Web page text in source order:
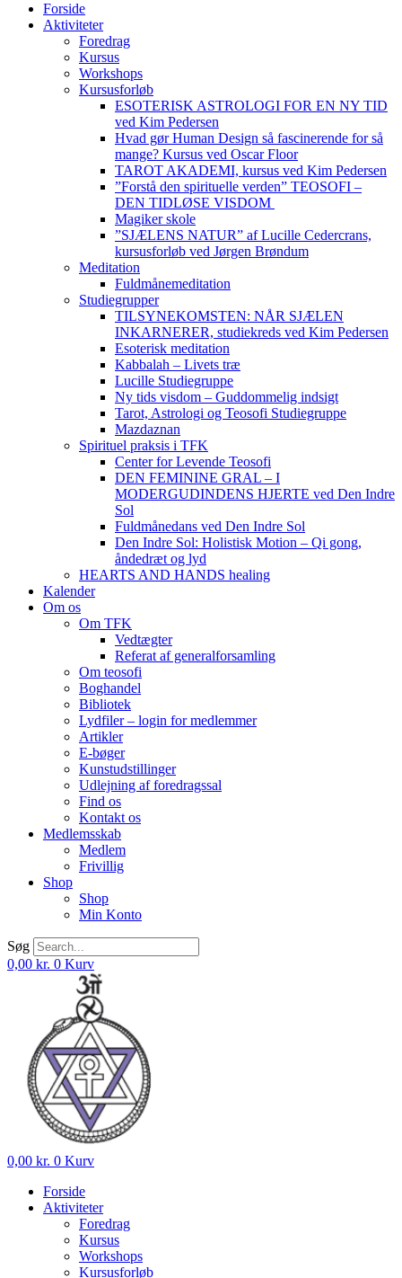
Forside
Aktiviteter
Foredrag
Kursus
Workshops
Kursusforløb
ESOTERISK ASTROLOGI FOR EN NY TID
ved Kim Pedersen
Hvad gør Human Design så fascinerende for så
mange? Kursus ved Oscar Floor
TAROT AKADEMI, kursus ved Kim Pedersen
”Forstå den spirituelle verden” TEOSOFI –
DEN TIDLØSE VISDOM
Magiker skole
”SJÆLENS NATUR” af Lucille Cedercrans,
kursusforløb ved Jørgen Brøndum
Meditation
Fuldmånemeditation
Studiegrupper
TILSYNEKOMSTEN: NÅR SJÆLEN
INKARNERER, studiekreds ved Kim Pedersen
Esoterisk meditation
Kabbalah – Livets træ
Lucille Studiegruppe
Ny tids visdom – Guddommelig indsigt
Tarot, Astrologi og Teosofi Studiegruppe
Mazdaznan
Spirituel praksis i TFK
Center for Levende Teosofi
DEN FEMININE GRAL – I
MODERGUDINDENS HJERTE ved Den Indre
Sol
Fuldmånedans ved Den Indre Sol
Den Indre Sol: Holistisk Motion – Qi gong,
åndedræt og lyd
HEARTS AND HANDS healing
Kalender
Om os
Om TFK
Vedtægter
Referat af generalforsamling
Om teosofi
Boghandel
Bibliotek
Lydfiler – login for medlemmer
Artikler
E-bøger
Kunstudstillinger
Udlejning af foredragssal
Find os
Kontakt os
Medlemsskab
Medlem
Frivillig
Shop
Shop
Min Konto
Søg
0,00 kr. 0 Kurv
0,00 kr. 0 Kurv
Forside
Aktiviteter
Foredrag
Kursus
Workshops
Kursusforløb